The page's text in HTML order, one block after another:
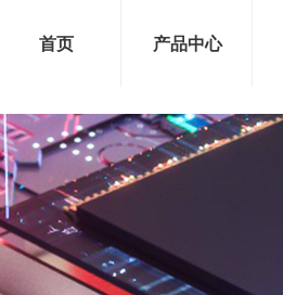
首页 产品中心